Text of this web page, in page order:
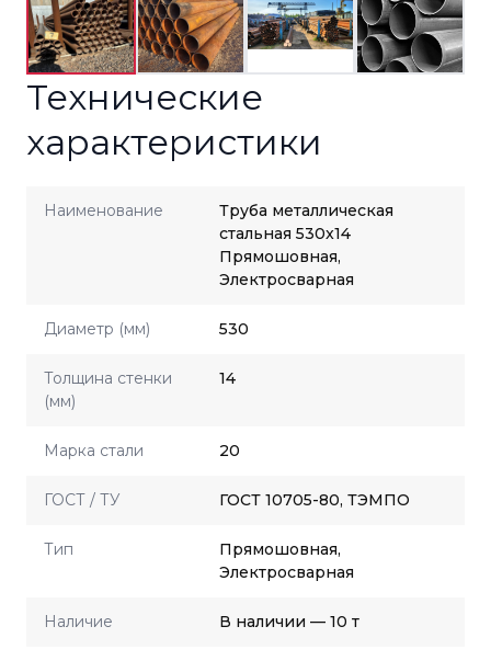
Технические
характеристики
Наименование
Труба металлическая
стальная 530x14
Прямошовная,
Электросварная
Диаметр (мм) 530
Толщина стенки
(мм)
14
Марка стали 20
ГОСТ / ТУ ГОСТ 10705-80, ТЭМПО
Тип
Прямошовная,
Электросварная
Наличие В наличии — 10 т